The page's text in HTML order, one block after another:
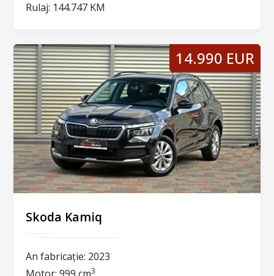
Rulaj: 144.747 KM
14.990 EUR
Skoda Kamiq
An fabricație: 2023
3